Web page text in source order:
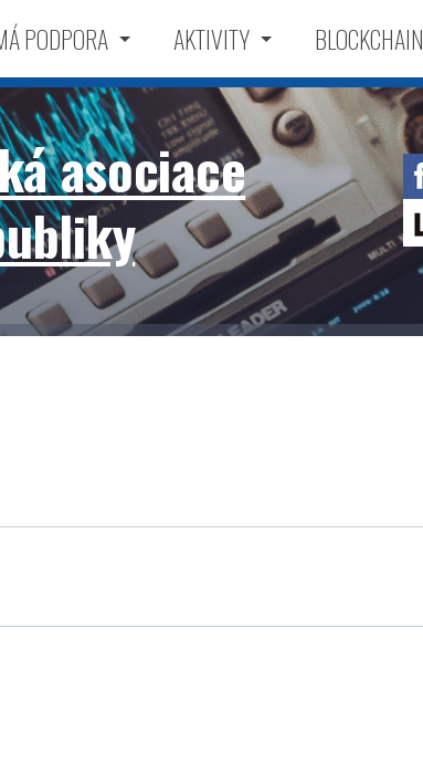
PODPORA AKTIVITY BLOCKCHAIN
asociace